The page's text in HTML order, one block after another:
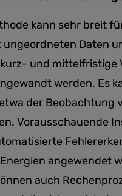
kann sehr breit
Daten
und mittelfristige
werden. Es
der Beobachtung
Vorausschauende
angewendet
auch